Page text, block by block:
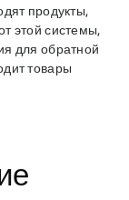
продукты,
этой системы,
для обратной
товары